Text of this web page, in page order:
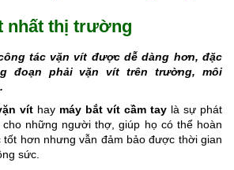
nhất thị trường
tác vặn vít được dễ dàng hơn, đặc
đoạn phải vặn vít trên trường, môi
vít hay máy bắt vít cầm tay là sự phát
những người thợ, giúp họ có thể hoàn
tốt hơn nhưng vẫn đảm bảo được thời gian
sức.